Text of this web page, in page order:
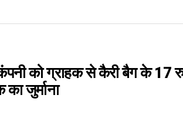
को ग्राहक से कैरी बैग के 17
जुर्माना